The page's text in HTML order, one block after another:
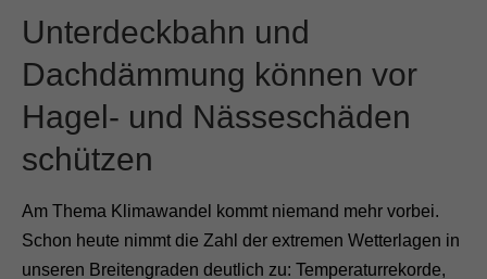
Unterdeckbahn und
Dachdämmung können vor
Hagel- und Nässeschäden
schützen
Am Thema Klimawandel kommt niemand mehr vorbei.
Schon heute nimmt die Zahl der extremen Wetterlagen in
unseren Breitengraden deutlich zu: Temperaturrekorde,